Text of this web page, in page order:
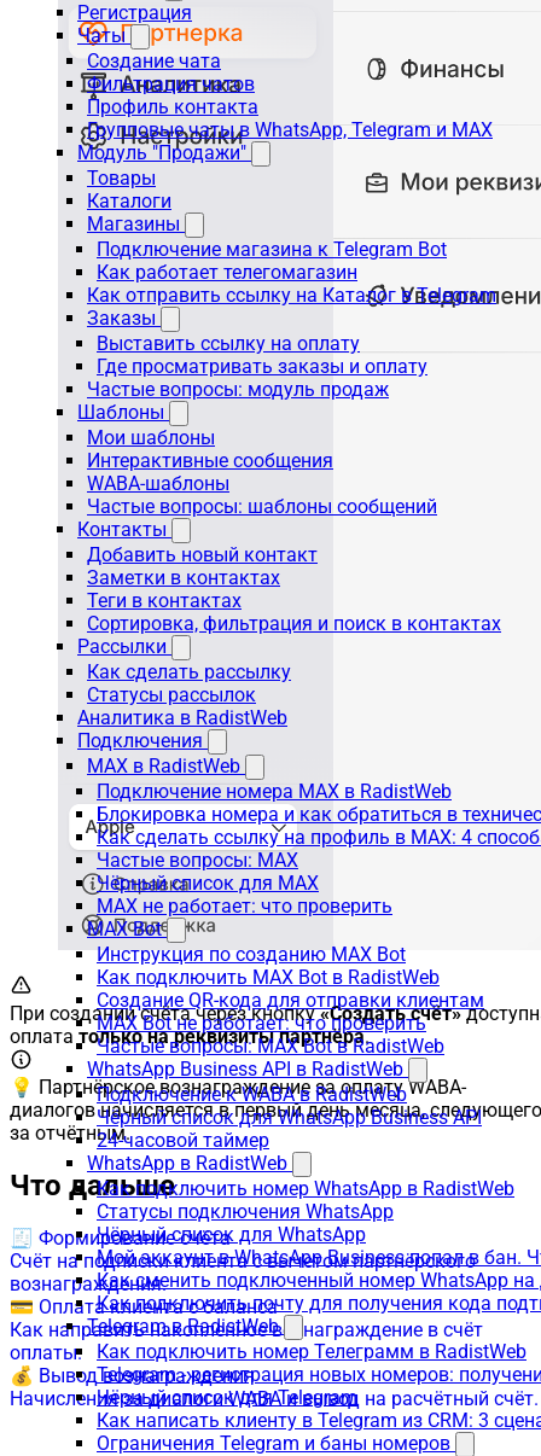
Регистрация
Чаты
Создание чата
Фильтрация чатов
Профиль контакта
Групповые чаты в WhatsApp, Telegram и MAX
Модуль "Продажи"
Товары
Каталоги
Магазины
Подключение магазина к Telegram Bot
Как работает телегомагазин
Как отправить ссылку на Каталог в Telegram
Заказы
Выставить ссылку на оплату
Где просматривать заказы и оплату
Частые вопросы: модуль продаж
Шаблоны
Мои шаблоны
Интерактивные сообщения
WABA-шаблоны
Частые вопросы: шаблоны сообщений
Контакты
Добавить новый контакт
Заметки в контактах
Теги в контактах
Сортировка, фильтрация и поиск в контактах
Рассылки
Как сделать рассылку
Статусы рассылок
Аналитика в RadistWeb
Подключения
MAX в RadistWeb
Подключение номера MAX в RadistWeb
Блокировка номера и как обратиться в
Как сделать ссылку на профиль в MAX: 4
Частые вопросы: MAX
Чёрный список для MAX
MAX не работает: что проверить
MAX Bot
Инструкция по созданию MAX Bot
Как подключить MAX Bot в RadistWeb
Создание QR-кода для отправки клиентам
MAX Bot не работает: что проверить
Частые вопросы: MAX Bot в RadistWeb
WhatsApp Business API в RadistWeb
Подключение к WABA в RadistWeb
Чёрный список для WhatsApp Business API
24-часовой таймер
WhatsApp в RadistWeb
Как подключить номер WhatsApp в RadistWeb
Статусы подключения WhatsApp
Чёрный список для WhatsApp
Мой аккаунт в WhatsApp Business попал в бан.
Как сменить подключенный номер WhatsApp на
Как подключить почту для получения кода
Telegram в RadistWeb
Как подключить номер Телеграмм в RadistWeb
Telegram - регистрация новых номеров:
Чёрный список для Telegram
Как написать клиенту в Telegram из CRM: 3
Ограничения Telegram и баны номеров
При создании счёта через кнопку«Создать счёт»
оплата только на реквизиты партнёра.
💡 Партнёрское вознаграждение за оплату WABA-
диалогов начисляется в первый день месяца, следующего
за отчётным.
Что дальше
🧾 Формирование счёта
Счёт на подписки клиента с вычетом партнёрского
вознаграждения.
💳 Оплата клиента с баланса
Как направить накопленное вознаграждение в счёт
оплаты.
💰 Вывод вознаграждения
Начисления за диалоги WABA и вывод на расчётный счёт.